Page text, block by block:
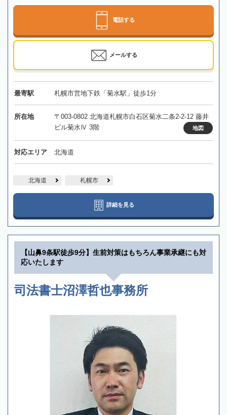
電話する
メールする
最寄駅 札幌市営地下鉄「菊水駅」徒歩1分
所在地
〒003-0802 北海道札幌市白石区菊水二条2-2-12 藤井
ビル菊水Ⅳ 3階
地図
対応エリア 北海道
北海道 札幌市
詳細を見る
【山鼻9条駅徒歩9分】生前対策はもちろん事業承継にも対
応いたします
司法書士沼澤哲也事務所